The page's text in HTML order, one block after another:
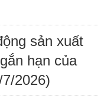
sản xuất
hạn của
2026)